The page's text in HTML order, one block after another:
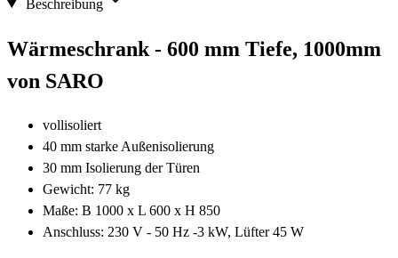
Beschreibung
Wärmeschrank - 600 mm Tiefe, 1000mm
von SARO
vollisoliert
40 mm starke Außenisolierung
30 mm Isolierung der Türen
Gewicht: 77 kg
Maße: B 1000 x L 600 x H 850
Anschluss: 230 V - 50 Hz -3 kW, Lüfter 45 W